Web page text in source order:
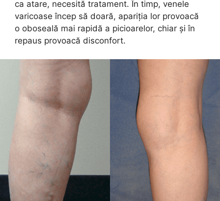
ca atare, necesită tratament. În timp, venele
varicoase încep să doară, apariția lor provoacă
o oboseală mai rapidă a picioarelor, chiar și în
repaus provoacă disconfort.